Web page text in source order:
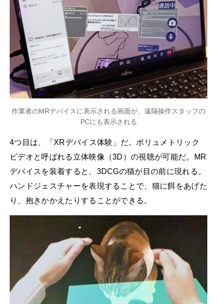
作業者のMRデバイスに表示される画面が、遠隔操作スタッフの
PCにも表示される
4つ目は、「XRデバイス体験」だ。ボリュメトリック
ビデオと呼ばれる立体映像（3D）の視聴が可能だ。MR
デバイスを装着すると、3DCGの猫が目の前に現れる。
ハンドジェスチャーを表現することで、猫に餌をあげた
り、抱きかかえたりすることができる。